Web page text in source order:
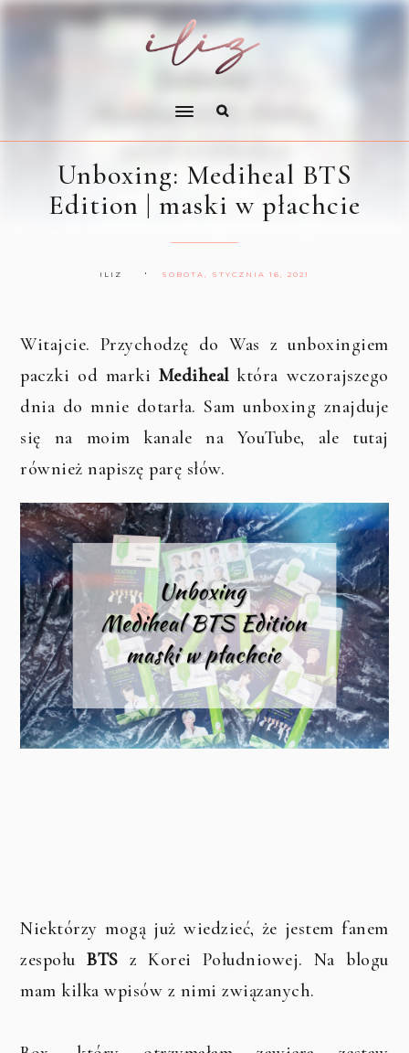
Unboxing: Mediheal BTS
Edition | maski w płachcie
ILIZ SOBOTA, STYCZNIA 16, 2021
Witajcie. Przychodzę do Was z unboxingiem
paczki od marki Medihealktóra wczorajszego
dnia do mnie dotarła. Sam unboxing znajduje
się na moim kanale na YouTube, ale tutaj
również napiszę parę słów.
Niektórzy mogą już wiedzieć, że jestem fanem
zespołuBTS z Korei Południowej. Na blogu
mam kilka wpisów z nimi związanych.